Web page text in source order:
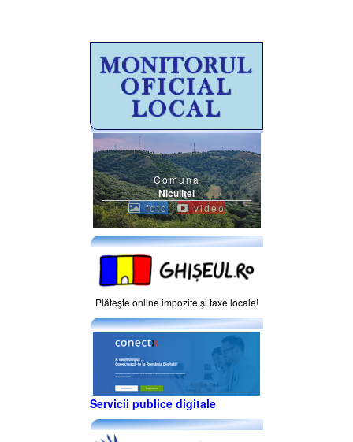
Comuna
Niculiţel
foto video
Plăteşte online impozite şi taxe locale!
Servicii publice digitale